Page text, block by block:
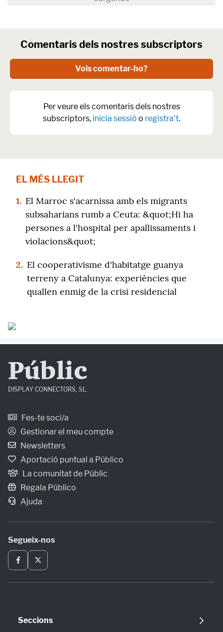
Comentaris dels nostres subscriptors
Vols comentar-ho?
Per veure els comentaris dels nostres
subscriptors, inicia sessió o registra't.
EL MÉS LLEGIT
1. El Marroc s'acarnissa amb els migrants
subsaharians rumb a Ceuta: &quot;Hi ha
persones a l'hospital per apallissaments i
violacions&quot;
2. El cooperativisme d'habitatge guanya
terreny a Catalunya: experiències que
quallen enmig de la crisi residencial
Públic
DISPLAY CONNECTORS, SL.
Fes-te soci/a
Gestionar el meu compte
Newsletters
Aportació puntual a Público
La comunitat de Públic
Regala Público
Ajuda
Segueix-nos
Seccions